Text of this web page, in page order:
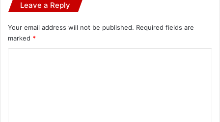
Leave a Reply
Your email address will not be published. Required fields are
marked *